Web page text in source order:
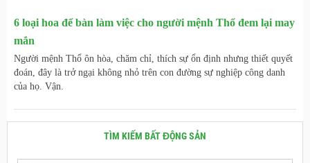
6 loại hoa để bàn làm việc cho người mệnh Thổ đem lại may
mắn
Người mệnh Thổ ôn hòa, chăm chỉ, thích sự ổn định nhưng thiết quyết
đoán, đây là trở ngại không nhỏ trên con đường sự nghiệp công danh
của họ. Vận.
TÌM KIẾM BẤT ĐỘNG SẢN